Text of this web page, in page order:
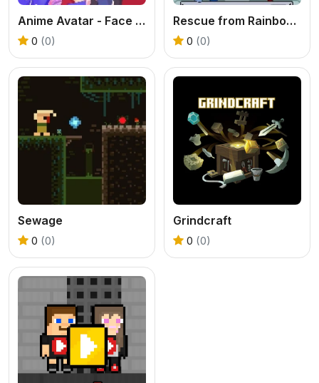
Anime Avatar - Face Maker
0 (0)
Rescue from Rainbow Monster Online
0 (0)
Sewage
0 (0)
Grindcraft
0 (0)